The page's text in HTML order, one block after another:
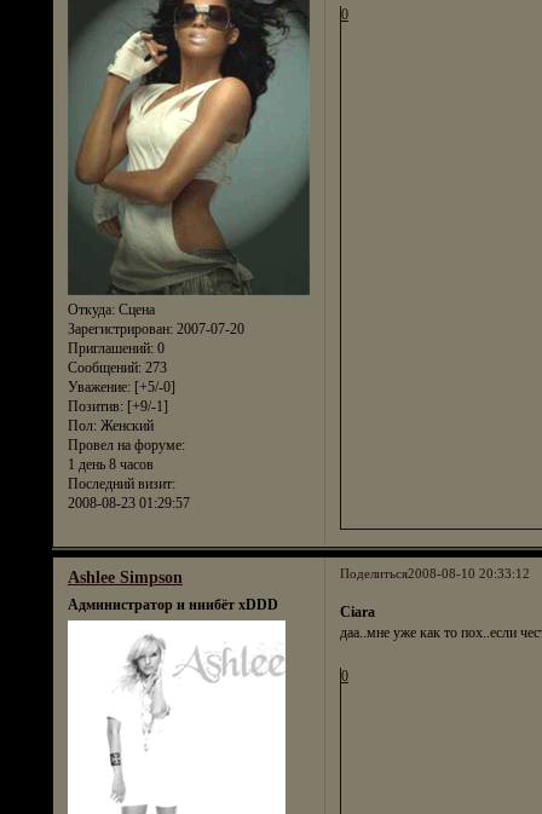
Откуда:Сцена
Зарегистрирован: 2007-07-20
Приглашений:0
Сообщений:273
Уважение: [+5/-0]
Позитив: [+9/-1]
Пол:Женский
Провел на форуме:
1 день 8 часов
Последний визит:
2008-08-23 01:29:57
0
Поделиться2008-08-10 20:33:12
Ashlee Simpson
Администратор и ниибёт xDDD
Ciara
даа..мне уже как то пох..если
0